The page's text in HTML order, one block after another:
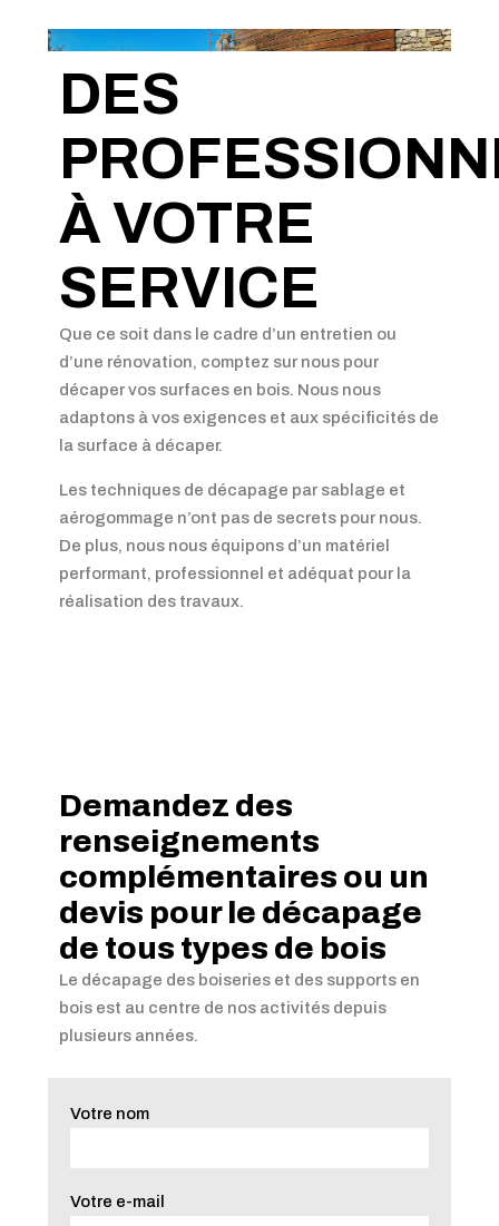
DES
À VOTRE
SERVICE
Que ce soit dans le cadre d’un entretien ou
d’une rénovation, comptez sur nous pour
décaper vos surfaces en bois. Nous nous
adaptons à vos exigences et aux spécificités de
la surface à décaper.
Les techniques de décapage par sablage et
aérogommage n’ont pas de secrets pour nous.
De plus, nous nous équipons d’un matériel
performant, professionnel et adéquat pour la
réalisation des travaux.
Demandez des
renseignements
complémentaires ou un
devis pour le décapage
de tous types de bois
Le décapage des boiseries et des supports en
bois est au centre de nos activités depuis
plusieurs années.
Votre nom
Votre e-mail